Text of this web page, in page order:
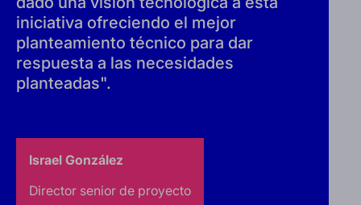
iniciativa ofreciendo el mejor
planteamiento técnico para dar
respuesta a las necesidades
planteadas".
Israel González
Director senior de proyecto